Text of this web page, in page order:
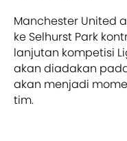
Manchester United
ke Selhurst Park
lanjutan kompetisi
akan diadakan
akan menjadi
tim.